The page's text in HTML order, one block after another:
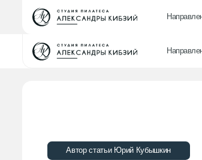
Направления
Направления
Автор статьи Юрий Кубышкин